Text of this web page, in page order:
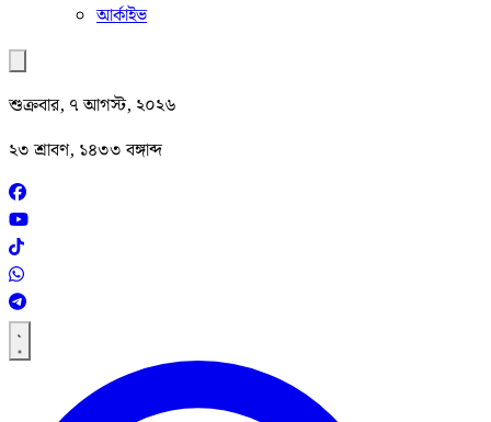
আর্কাইভ
শুক্রবার, ৭ আগস্ট, ২০২৬
২৩ শ্রাবণ, ১৪৩৩ বঙ্গাব্দ